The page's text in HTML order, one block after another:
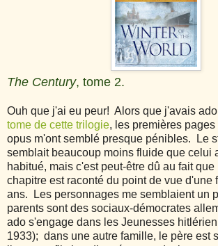
The Century, tome 2.
Ouh que j'ai eu peur! Alors que j'avais
tome de cette trilogie, les premières
opus m'ont semblé presque pénibles. Le
semblait beaucoup moins fluide que celui
habitué, mais c'est peut-être dû au fait que
chapitre est raconté du point de vue d'une
ans. Les personnages me semblaient un
parents sont des sociaux-démocrates
ado s'engage dans les Jeunesses
1933); dans une autre famille, le père est